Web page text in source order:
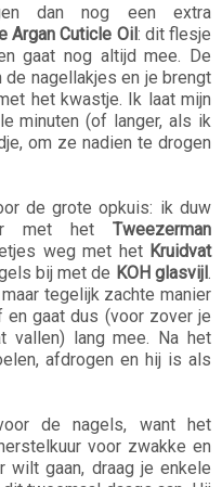
dan nog een extra
Argan Cuticle Oil: dit flesje
gaat nog altijd mee. De
nagellakjes en je brengt
het kwastje. Ik laat mijn
minuten (of langer, als ik
om ze nadien te drogen
de grote opkuis: ik duw
met het Tweezerman
weg met het Kruidvat
bij met de KOH glasvijl.
tegelijk zachte manier
gaat dus (voor zover je
vallen) lang mee. Na het
afdrogen en hij is als
de nagels, want het
voor zwakke en
gaan, draag je enkele